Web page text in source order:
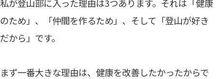
私が登山部に入った理由は3つあります。それは「健康
のため」、「仲間を作るため」、そして「登山が好き
だから」です。
まず一番大きな理由は、健康を改善したかったからで